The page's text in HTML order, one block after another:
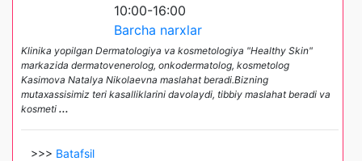
10:00-16:00
Barcha narxlar
Klinika yopilgan Dermatologiya va kosmetologiya "Healthy Skin"
markazida dermatovenerolog, onkodermatolog, kosmetolog
Kasimova Natalya Nikolaevna maslahat beradi.Bizning
mutaxassisimiz teri kasalliklarini davolaydi, tibbiy maslahat beradi va
kosmeti ...
>>> Batafsil